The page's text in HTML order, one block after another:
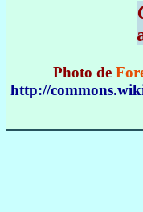
Photo de
http://